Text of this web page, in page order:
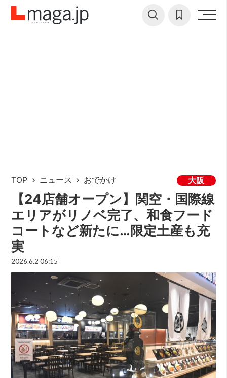
TOP ニュース おでかけ 大阪
【24店舗オープン】関空・国際線
エリアがリノベ完了、和食フード
コートなど新たに…限定土産も充
実
2026.6.2 06:15